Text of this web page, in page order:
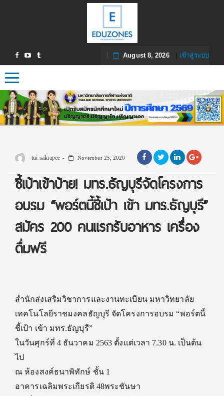
August 8, 2026| เข้าสู่ระบบ
Toggle navigation
tui sakrapee November 25, 2020
ชี้เป้าเข้าป้าย! มทร.ธัญบุรีจัดโครงการ
อบรม “พอร์ตนี้ชี้เป้า เข้า มทร.ธัญบุรี”
สมัคร 200 คนแรกรับอาหาร เครื่อง
ดื่มฟรี
สำนักส่งเสริมวิชาการและงานทะเบียน มหาวิทยาลัย
เทคโนโลยีราชมงคลธัญบุรี จัดโครงการอบรม “พอร์ตนี้
ชี้เป้า เข้า มทร.ธัญบุรี”
ในวันศุกร์ที่ 4 ธันวาคม 2563 ตั้งแต่เวลา 7.30 น. เป็นต้น
ไป
ณ ห้องสงค์ธนาพิทักษ์ ชั้น 1
อาคารเฉลิมพระเกียรติ 48พระชันษา